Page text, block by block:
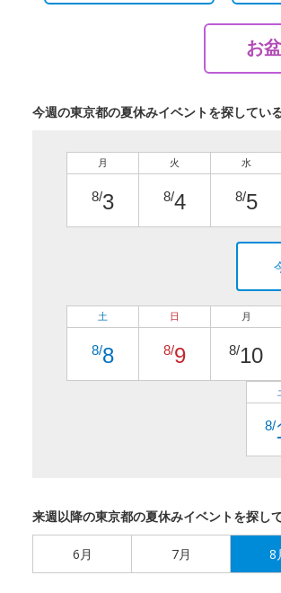
お
今週の東京都の夏休みイベントを探してい
月
8/3
火
8/4
水
8/5
土
8/8
日
8/9
月
8/10
8/
来週以降の東京都の夏休みイベントを探し
6月 7月 8